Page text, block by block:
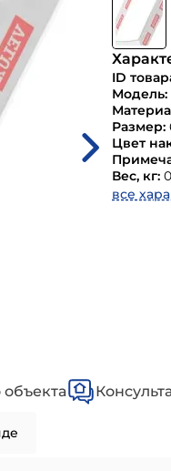
ID
Модель:
Размер:
Цвет
Вес, кг:
все
объекта